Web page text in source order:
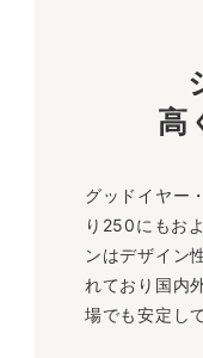
高
グッドイヤー
り250にもお
ンはデザイン
れており国内
場でも安定し